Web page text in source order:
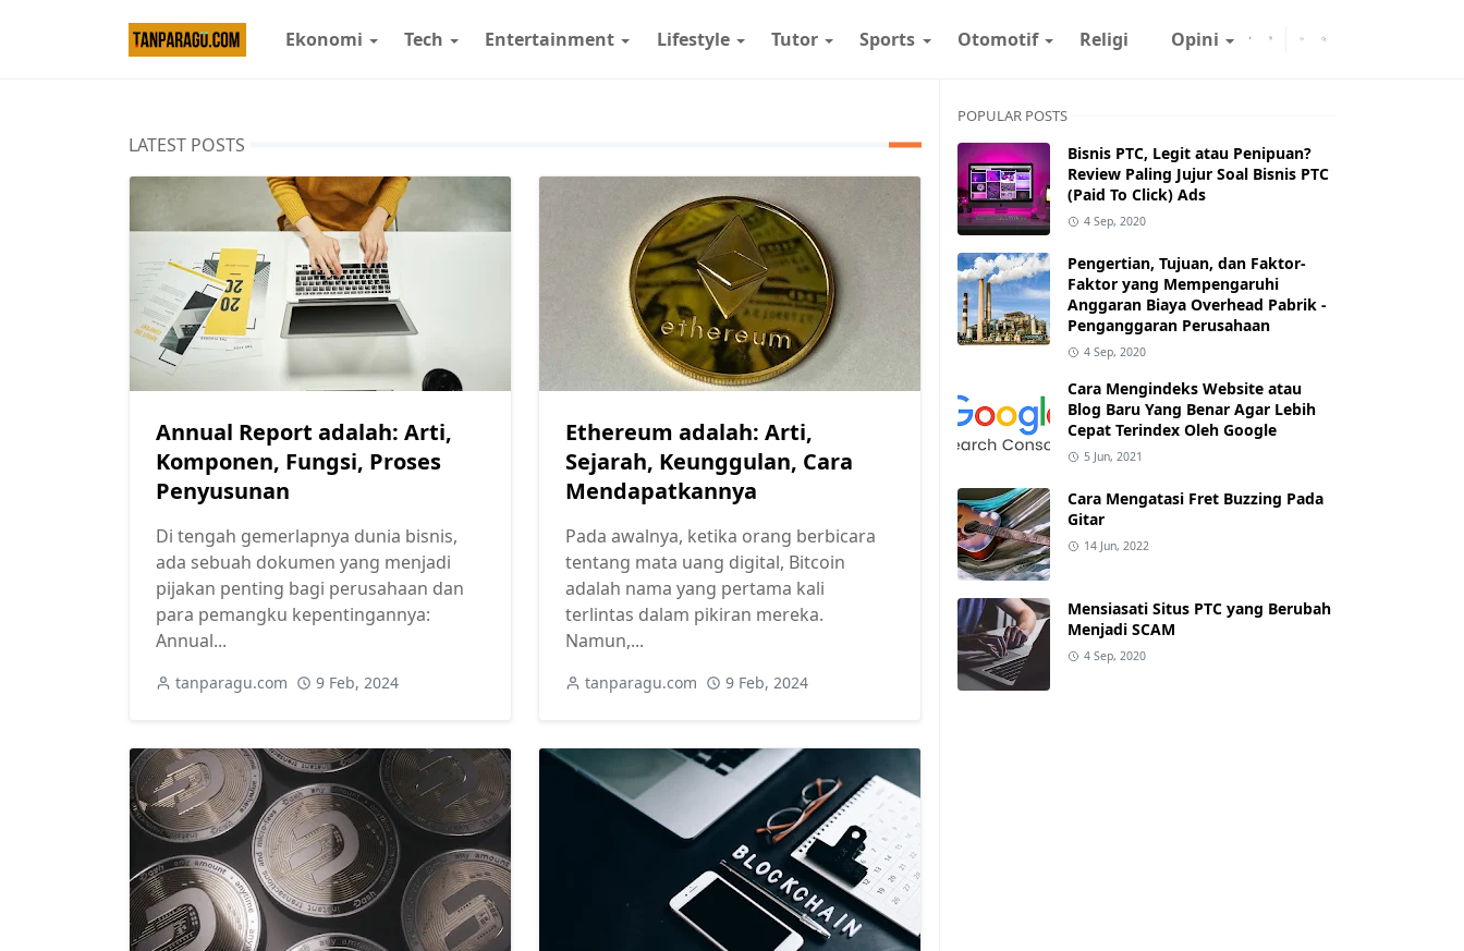
Ekonomi Tech Entertainment Lifestyle Tutor Sports Otomotif Religi Opini
LATEST POSTS
Annual Report adalah: Arti,
Komponen, Fungsi, Proses
Penyusunan
Di tengah gemerlapnya dunia bisnis,
ada sebuah dokumen yang menjadi
pijakan penting bagi perusahaan dan
para pemangku kepentingannya:
Annual...
tanparagu.com 9 Feb, 2024
Ethereum adalah: Arti,
Sejarah, Keunggulan, Cara
Mendapatkannya
Pada awalnya, ketika orang berbicara
tentang mata uang digital, Bitcoin
adalah nama yang pertama kali
terlintas dalam pikiran mereka.
Namun,...
tanparagu.com 9 Feb, 2024
POPULAR POSTS
Bisnis PTC, Legit atau Penipuan?
Review Paling Jujur Soal Bisnis PTC
(Paid To Click) Ads
4 Sep, 2020
Pengertian, Tujuan, dan Faktor-
Faktor yang Mempengaruhi
Anggaran Biaya Overhead Pabrik -
Penganggaran Perusahaan
4 Sep, 2020
Cara Mengindeks Website atau
Blog Baru Yang Benar Agar Lebih
Cepat Terindex Oleh Google
5 Jun, 2021
Cara Mengatasi Fret Buzzing Pada
Gitar
14 Jun, 2022
Mensiasati Situs PTC yang Berubah
Menjadi SCAM
4 Sep, 2020